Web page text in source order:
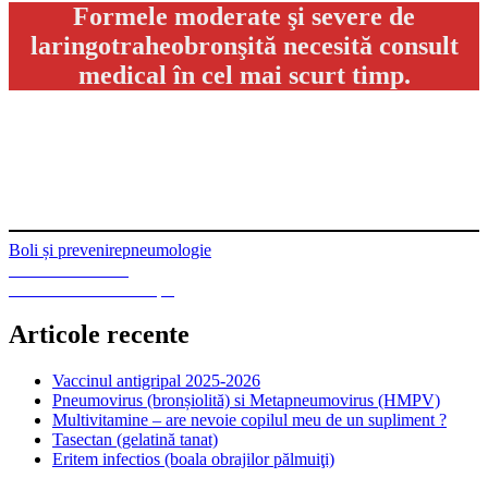
Formele moderate şi severe de
laringotraheobronşită necesită consult
medical în cel mai scurt timp.
Boli și prevenirepneumologie
Navigare
în
articole
Articole recente
Vaccinul antigripal 2025-2026
Pneumovirus (bronșiolită) si Metapneumovirus (HMPV)
Multivitamine – are nevoie copilul meu de un supliment ?
Tasectan (gelatină tanat)
Eritem infectios (boala obrajilor pălmuiţi)